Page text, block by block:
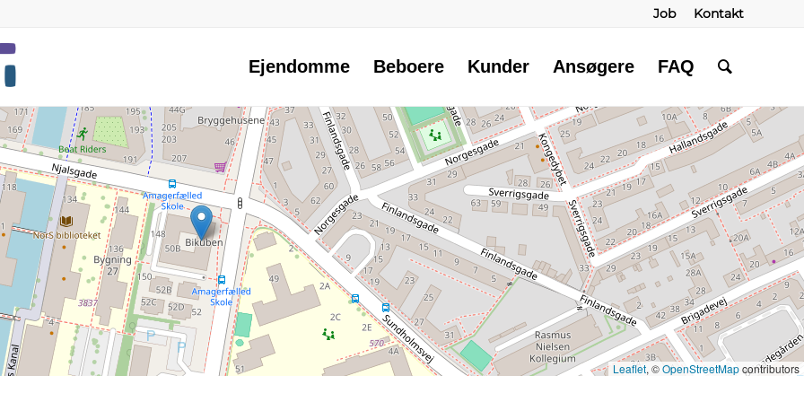
Job Kontakt
Ejendomme Beboere Kunder Ansøgere FAQ
Leaflet, ©OpenStreetMapcontributors